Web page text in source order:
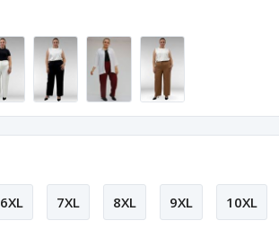
6XL 7XL 8XL 9XL 10XL